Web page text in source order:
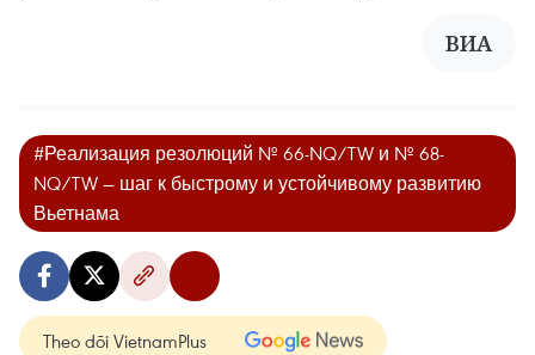
ВИА
#Реализация резолюций № 66-NQ/TW и № 68-
NQ/TW — шаг к быстрому и устойчивому развитию
Вьетнама
Theo dõi VietnamPlus